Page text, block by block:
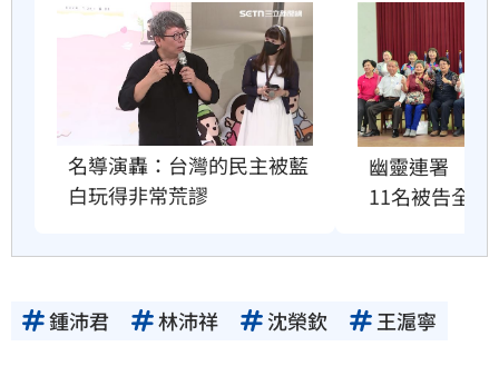
名導演轟：台灣的民主被藍
白玩得非常荒謬
幽靈連署　國
11名被告全緩
鍾沛君 林沛祥 沈榮欽 王滬寧